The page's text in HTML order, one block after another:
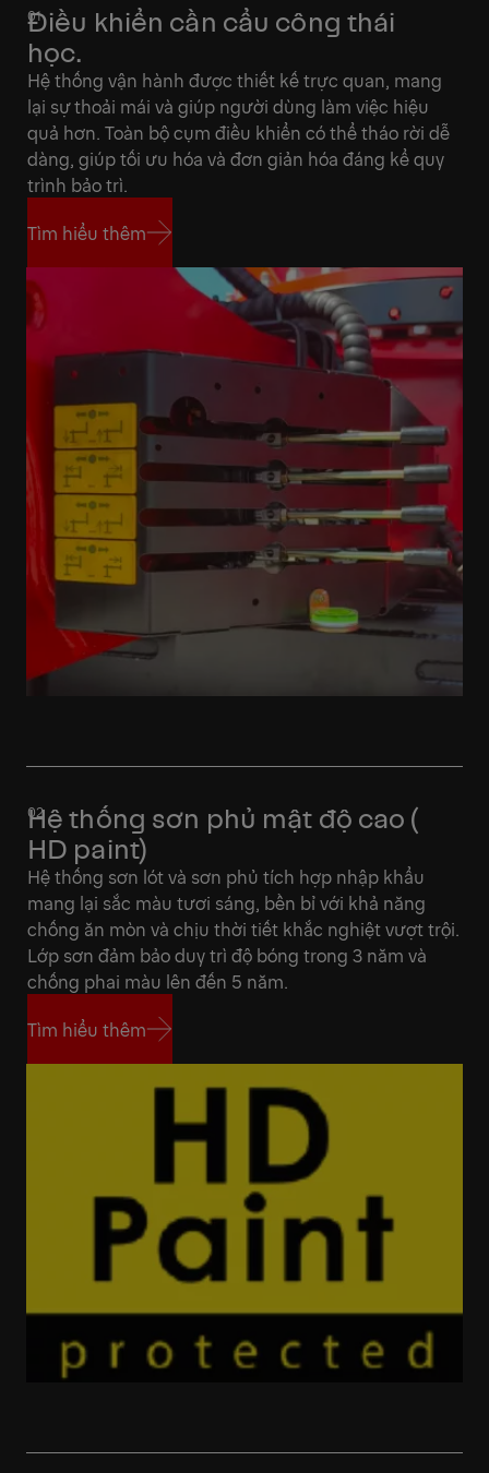
Điều khiển cần cẩu công thái
học.
Hệ thống vận hành được thiết kế trực quan, mang
lại sự thoải mái và giúp người dùng làm việc hiệu
quả hơn. Toàn bộ cụm điều khiển có thể tháo rời dễ
dàng, giúp tối ưu hóa và đơn giản hóa đáng kể quy
trình bảo trì.
Tìm hiểu thêm
Tìm hiểu thêm
Hệ thống sơn phủ mật độ cao (
HD paint)
Hệ thống sơn lót và sơn phủ tích hợp nhập khẩu
mang lại sắc màu tươi sáng, bền bỉ với khả năng
chống ăn mòn và chịu thời tiết khắc nghiệt vượt trội.
Lớp sơn đảm bảo duy trì độ bóng trong 3 năm và
chống phai màu lên đến 5 năm.
Tìm hiểu thêm